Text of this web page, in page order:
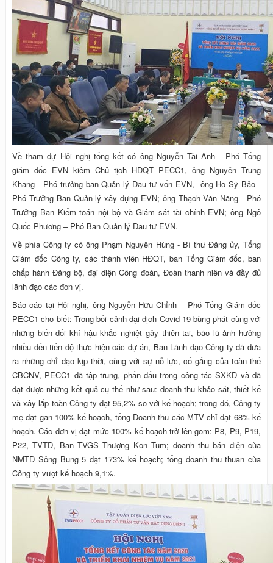
Về tham dự Hội nghị tổng kết có ông Nguyễn Tài Anh - Phó Tổng
giám đốc EVN kiêm Chủ tịch HĐQT PECC1, ông Nguyễn Trung
Khang - Phó trưởng ban Quản lý Đầu tư vốn EVN, ông Hồ Sỹ Bảo -
Phó Trưởng Ban Quản lý xây dựng EVN; ông Thạch Văn Năng - Phó
Trưởng Ban Kiểm toán nội bộ và Giám sát tài chính EVN; ông Ngô
Quốc Phương – Phó Ban Quản lý Đầu tư EVN.
Về phía Công ty có ông Phạm Nguyên Hùng - Bí thư Đảng ủy, Tổng
Giám đốc Công ty, các thành viên HĐQT, ban Tổng Giám đốc, ban
chấp hành Đảng bộ, đại diện Công đoàn, Đoàn thanh niên và đầy đủ
lãnh đạo các đơn vị.
Báo cáo tại Hội nghị, ông Nguyễn Hữu Chỉnh – Phó Tổng Giám đốc
PECC1 cho biết: Trong bối cảnh đại dịch Covid-19 bùng phát cùng với
những biến đổi khí hậu khắc nghiệt gây thiên tai, bão lũ ảnh hưởng
nhiều đến tiến độ thực hiện các dự án, Ban Lãnh đạo Công ty đã đưa
ra những chỉ đạo kịp thời, cùng với sự nỗ lực, cố gắng của toàn thể
CBCNV, PECC1 đã tập trung, phấn đấu trong công tác SXKD và đã
đạt được những kết quả cụ thể như sau: doanh thu khảo sát, thiết kế
và xây lắp toàn Công ty đạt 95,2% so với kế hoạch; trong đó, Công ty
mẹ đạt gần 100% kế hoạch, tổng Doanh thu các MTV chỉ đạt 68% kế
hoạch. Các đơn vị đạt mức 100% kế hoạch trở lên gồm: P8, P9, P19,
P22, TVTĐ, Ban TVGS Thượng Kon Tum; doanh thu bán điện của
NMTĐ Sông Bung 5 đạt 173% kế hoạch; tổng doanh thu thuần của
Công ty vượt kế hoạch 9,1%.